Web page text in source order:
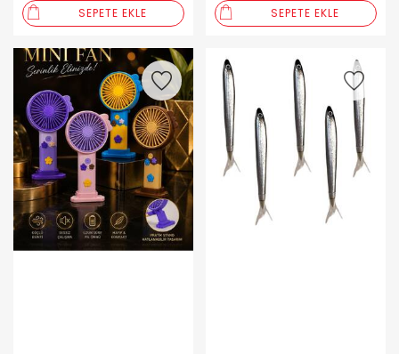
SEPETE EKLE SEPETE EKLE